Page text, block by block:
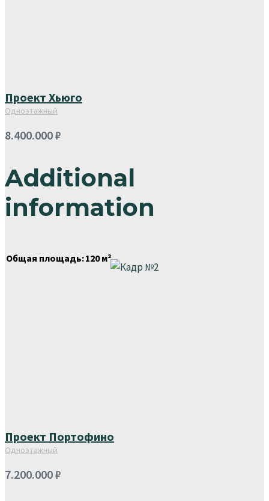
Проект Хьюго
Одноэтажный
8.400.000₽
Additional
information
Общая площадь:120 м²
Проект Портофино
Одноэтажный
7.200.000₽